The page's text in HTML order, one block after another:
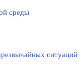
среды
ситуаций